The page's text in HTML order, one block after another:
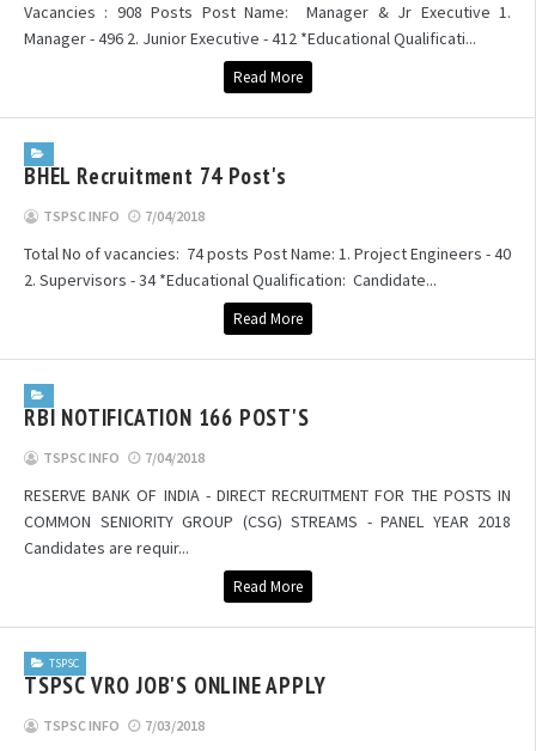
Vacancies : 908 Posts Post Name: Manager & Jr Executive 1.
Manager - 496 2. Junior Executive - 412 *Educational Qualificati...
Read More
BHEL Recruitment 74 Post's
TSPSC INFO 7/04/2018
Total No of vacancies: 74 posts Post Name: 1. Project Engineers - 40
2. Supervisors - 34 *Educational Qualification: Candidate...
Read More
RBI NOTIFICATION 166 POST'S
TSPSC INFO 7/04/2018
RESERVE BANK OF INDIA - DIRECT RECRUITMENT FOR THE POSTS IN
COMMON SENIORITY GROUP (CSG) STREAMS - PANEL YEAR 2018
Candidates are requir...
Read More
TSPSC
TSPSC VRO JOB'S ONLINE APPLY
TSPSC INFO 7/03/2018